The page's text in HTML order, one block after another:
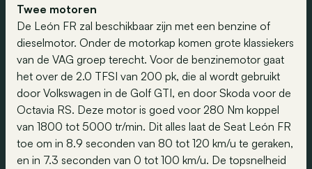
Twee motoren
De León FR zal beschikbaar zijn met een benzine of
dieselmotor. Onder de motorkap komen grote klassiekers
van de VAG groep terecht. Voor de benzinemotor gaat
het over de 2.0 TFSI van 200 pk, die al wordt gebruikt
door Volkswagen in de Golf GTI, en door Skoda voor de
Octavia RS. Deze motor is goed voor 280 Nm koppel
van 1800 tot 5000 tr/min. Dit alles laat de Seat León FR
toe om in 8.9 seconden van 80 tot 120 km/u te geraken,
en in 7.3 seconden van 0 tot 100 km/u. De topsnelheid